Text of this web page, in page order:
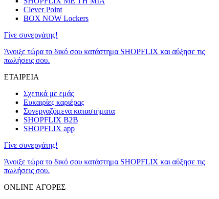
Clever Point
BOX NOW Lockers
Γίνε συνεργάτης!
Άνοιξε τώρα το δικό σου κατάστημα SHOPFLIX και αύξησε τις
πωλήσεις σου.
ΕΤΑΙΡΕΙΑ
Σχετικά με εμάς
Ευκαιρίες καριέρας
Συνεργαζόμενα καταστήματα
SHOPFLIX B2B
SHOPFLIX app
Γίνε συνεργάτης!
Άνοιξε τώρα το δικό σου κατάστημα SHOPFLIX και αύξησε τις
πωλήσεις σου.
ONLINE ΑΓΟΡΕΣ